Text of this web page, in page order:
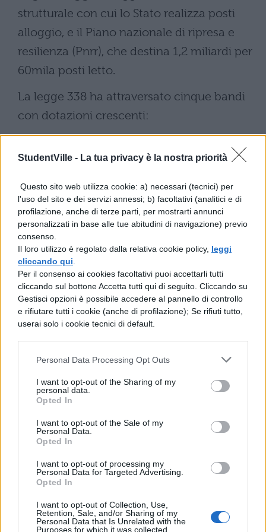
StudentVille - La tua privacy è la nostra priorità
Questo sito web utilizza cookie: a) necessari (tecnici) per
l'uso del sito e dei servizi annessi; b) facoltativi (analitici e di
profilazione, anche di terze parti, per mostrarti annunci
personalizzati in base alle tue abitudini di navigazione) previo
consenso.
Il loro utilizzo è regolato dalla relativa cookie policy, leggi
cliccando qui
Per il consenso ai cookies facoltativi puoi accettarli tutti
cliccando sul bottone Accetta tutti qui di seguito. Cliccando su
Gestisci opzioni è possibile accedere al pannello di controllo
e rifiutare tutti i cookie (anche di profilazione); Se rifiuti tutto,
userai solo i cookie tecnici di default.
Personal Data Processing Opt Outs
I want to opt-out of the Sharing of my
personal data.
Opted In
I want to opt-out of the Sale of my
Personal Data.
Opted In
I want to opt-out of processing my
Personal Data for Targeted Advertising.
Opted In
I want to opt-out of Collection, Use,
Retention, Sale, and/or Sharing of my
Personal Data that Is Unrelated with the
Purposes for which it was collected.
strutturale con cui lo Stato realizza posti
alloggio, e il Piano nazionale di ripresa e
resilienza (Pnrr), che destina 1,2 miliardi per
60mila posti letto.
La legge 338 ha attraversato cinque bandi
con dotazioni crescenti:
105 milioni (III)
135 milioni (IV)
851 milioni nel V bando del 2021
Questo salto dimensionale segna un
cambio di scala nell’intervento
L’offerta di alloggi generata dalla 338 ha
registrato un’evoluzione: dai 52.597 posti
del 2019 si è scesi a 50.400 nel 2022, per poi
invertire la tendenza fino a raggiungere
finora.
Il Pnrr porterà30mila nuovi posti letto
già nel corso dell’anno in corso, cui si